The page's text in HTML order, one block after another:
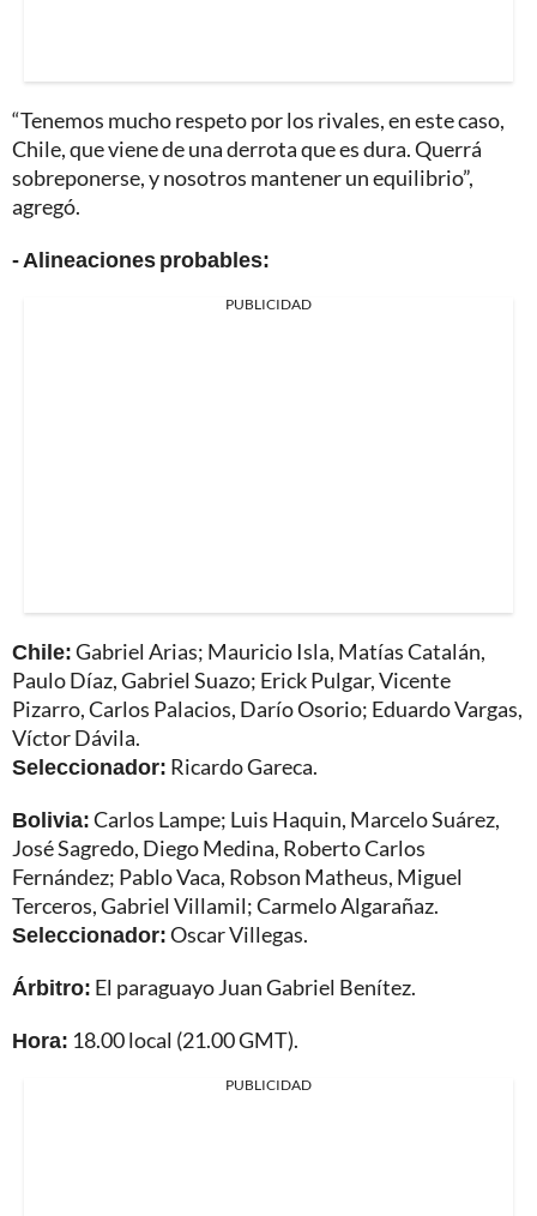
“Tenemos mucho respeto por los rivales, en este caso,
Chile, que viene de una derrota que es dura. Querrá
sobreponerse, y nosotros mantener un equilibrio”,
agregó.
- Alineaciones probables:
PUBLICIDAD
Chile:Gabriel Arias; Mauricio Isla, Matías Catalán,
Paulo Díaz, Gabriel Suazo; Erick Pulgar, Vicente
Pizarro, Carlos Palacios, Darío Osorio; Eduardo Vargas,
Víctor Dávila.
Seleccionador: Ricardo Gareca.
Bolivia:Carlos Lampe; Luis Haquin, Marcelo Suárez,
José Sagredo, Diego Medina, Roberto Carlos
Fernández; Pablo Vaca, Robson Matheus, Miguel
Terceros, Gabriel Villamil; Carmelo Algarañaz.
Seleccionador:Oscar Villegas.
Árbitro: El paraguayo Juan Gabriel Benítez.
Hora: 18.00 local (21.00 GMT).
PUBLICIDAD